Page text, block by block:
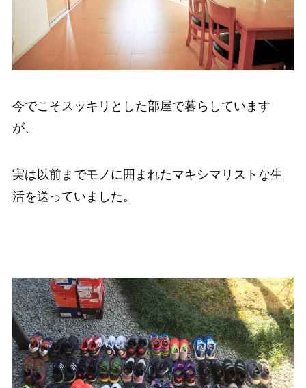
今でこそスッキリとした部屋で暮らしています
が、
実は以前までモノに囲まれたマキシマリストな生
活を送っていました。